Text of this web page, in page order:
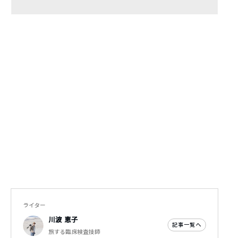
ライター
川波 恵子
旅する臨床検査技師
記事一覧へ